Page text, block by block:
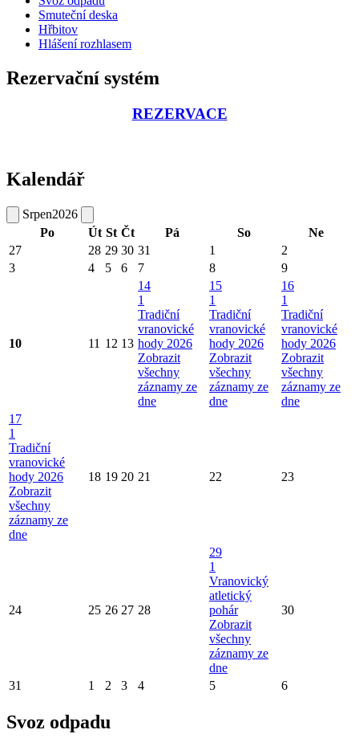
Smuteční deska
Hřbitov
Hlášení rozhlasem
Rezervační systém
REZERVACE
Kalendář
Srpen2026
Po
Út St Čt Pá So
Ne
27
28 29 30 31 1
2
3
4 5 6 7 8 9
10 11 12 13
14
1
Tradiční
vranovické
hody 2026
Zobrazit
všechny
záznamy ze
dne
15
1
Tradiční
vranovické
hody 2026
Zobrazit
všechny
záznamy ze
dne
16
1
Tradiční
vranovické
hody 2026
Zobrazit
všechny
záznamy ze
dne
17
1
Tradiční
vranovické
hody 2026
Zobrazit
všechny
záznamy ze
dne
18 19 20 21 22 23
24 25 26 27 28
29
1
Vranovický
atletický
pohár
Zobrazit
všechny
záznamy ze
dne
30
31 1 2 3 4 5 6
Svoz odpadu